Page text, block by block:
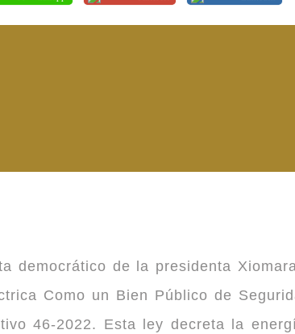
democrático de la presidenta
Como un Bien Público de
46-2022. Esta ley decreta la